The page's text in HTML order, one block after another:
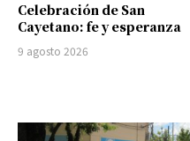
Celebración de San
Cayetano: fe y esperanza
9 agosto 2026